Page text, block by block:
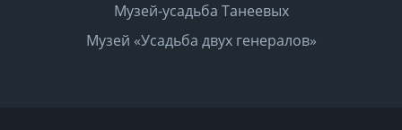
Музей-усадьба Танеевых
Музей «Усадьба двух генералов»